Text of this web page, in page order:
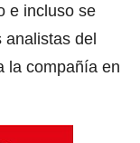
e incluso se
analistas del
la compañía en